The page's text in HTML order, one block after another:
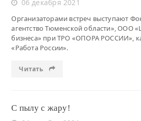
06 декабря 2021
Организаторами встреч выступают
агентство Тюменской области», ООО
бизнеса» при ТРО «ОПОРА РОССИИ»,
«Работа России».
Читать
С пылу с жару!